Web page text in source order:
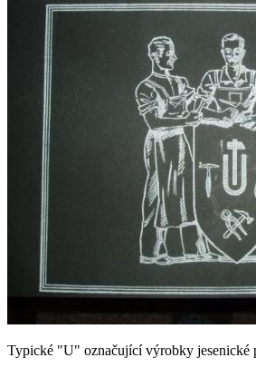
Typické "U" označující výrobky jesenické